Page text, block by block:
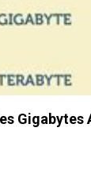
Gigabytes